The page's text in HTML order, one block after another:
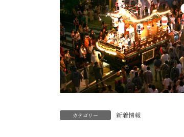
カテゴリー 新着情報